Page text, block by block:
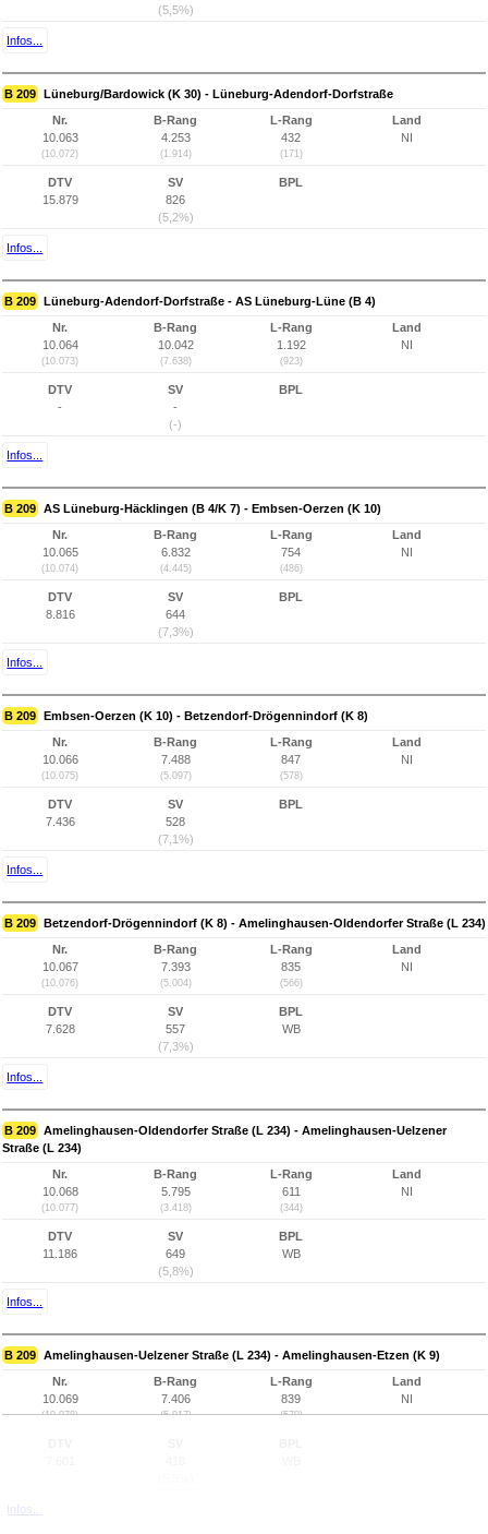
(5,5%)
Infos...
B 209 Lüneburg/Bardowick (K 30) - Lüneburg-Adendorf-Dorfstraße
Nr.
10.063
(10.072)
B-Rang
4.253
(1.914)
L-Rang
432
(171)
Land
NI
DTV
15.879
SV
826
(5,2%)
BPL
Infos...
B 209 Lüneburg-Adendorf-Dorfstraße - AS Lüneburg-Lüne (B 4)
Nr.
10.064
(10.073)
B-Rang
10.042
(7.638)
L-Rang
1.192
(923)
Land
NI
DTV
-
SV
-
(-)
BPL
Infos...
B 209 AS Lüneburg-Häcklingen (B 4/K 7) - Embsen-Oerzen (K 10)
Nr.
10.065
(10.074)
B-Rang
6.832
(4.445)
L-Rang
754
(486)
Land
NI
DTV
8.816
SV
644
(7,3%)
BPL
Infos...
B 209 Embsen-Oerzen (K 10) - Betzendorf-Drögennindorf (K 8)
Nr.
10.066
(10.075)
B-Rang
7.488
(5.097)
L-Rang
847
(578)
Land
NI
DTV
7.436
SV
528
(7,1%)
BPL
Infos...
B 209 Betzendorf-Drögennindorf (K 8) - Amelinghausen-Oldendorfer Straße (L 234)
Nr.
10.067
(10.076)
B-Rang
7.393
(5.004)
L-Rang
835
(566)
Land
NI
DTV
7.628
SV
557
(7,3%)
BPL
WB
Infos...
B 209 Amelinghausen-Oldendorfer Straße (L 234) - Amelinghausen-Uelzener
Straße (L 234)
Nr.
10.068
(10.077)
B-Rang
5.795
(3.418)
L-Rang
611
(344)
Land
NI
DTV
11.186
SV
649
(5,8%)
BPL
WB
Infos...
B 209 Amelinghausen-Uelzener Straße (L 234) - Amelinghausen-Etzen (K 9)
Nr.
10.069
(10.078)
B-Rang
7.406
(5.017)
L-Rang
839
(570)
Land
NI
Infos...